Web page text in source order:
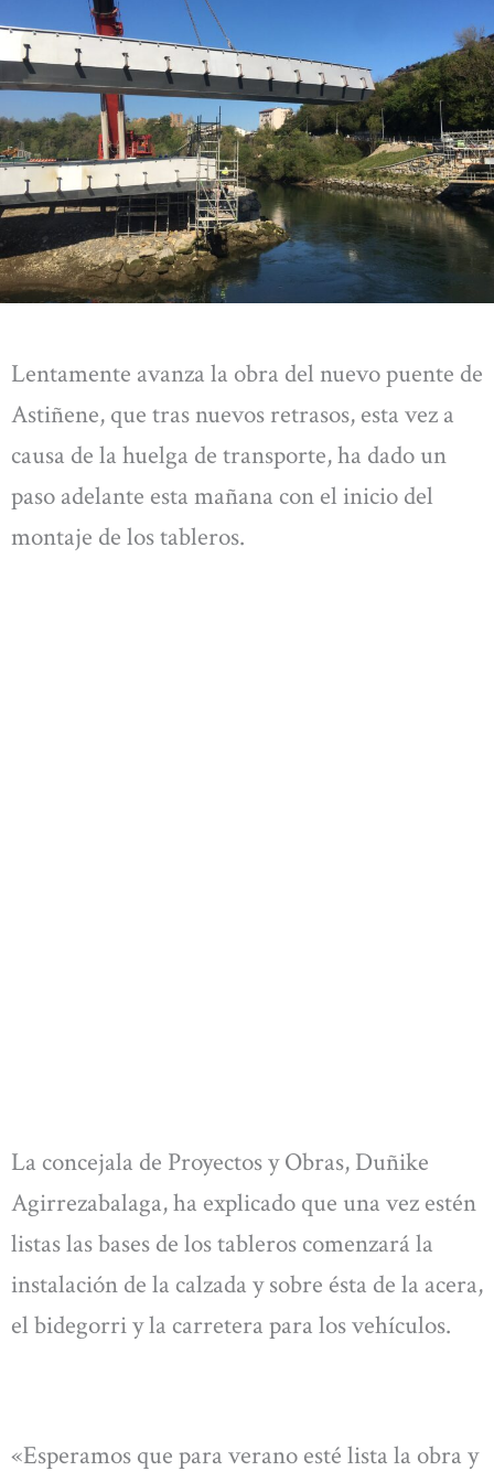
Lentamente avanza la obra del nuevo puente de
Astiñene, que tras nuevos retrasos, esta vez a
causa de la huelga de transporte, ha dado un
paso adelante esta mañana con el inicio del
montaje de los tableros.
La concejala de Proyectos y Obras, Duñike
Agirrezabalaga, ha explicado que una vez estén
listas las bases de los tableros comenzará la
instalación de la calzada y sobre ésta de la acera,
el bidegorri y la carretera para los vehículos.
«Esperamos que para verano esté lista la obra y